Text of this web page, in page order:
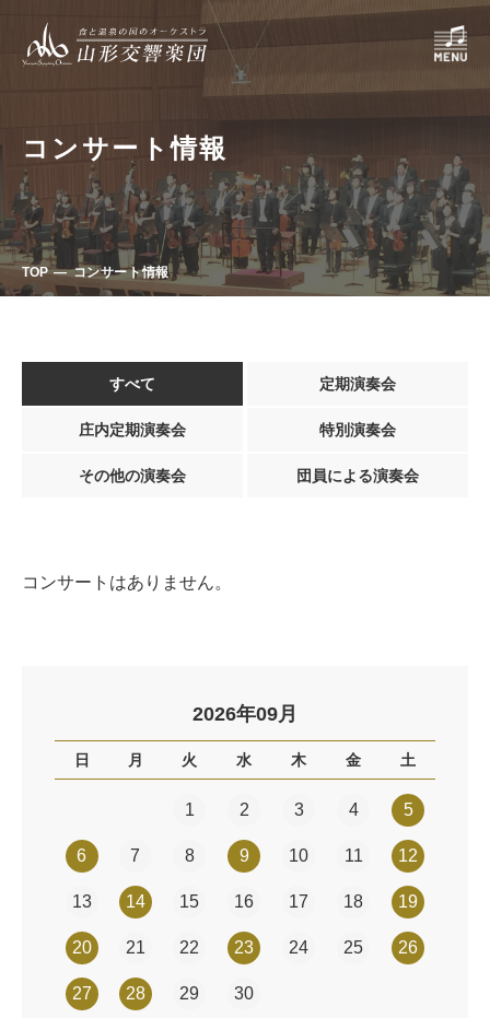
コンサート情報
TOP コンサート情報
すべて 定期演奏会
庄内定期演奏会 特別演奏会
その他の演奏会 団員による演奏会
コンサートはありません。
2026年09月
日 月 火 水 木 金 土
1 2 3 4 5
6 7 8 9 10 11 12
13 14 15 16 17 18 19
20 21 22 23 24 25 26
27 28 29 30